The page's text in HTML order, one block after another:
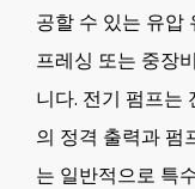
공할 수 있는 유압
프레싱 또는 중장
니다. 전기 펌프는
의 정격 출력과 펌
는 일반적으로 특